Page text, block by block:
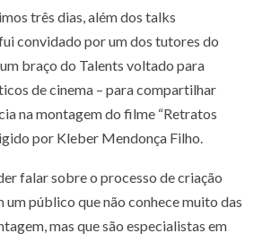
três dias, além dos talks
convidado por um dos tutores do
braço do Talents voltado para
de cinema – para compartilhar
na montagem do filme “Retratos
por Kleber Mendonça Filho.
falar sobre o processo de criação
um público que não conhece muito das
mas que são especialistas em